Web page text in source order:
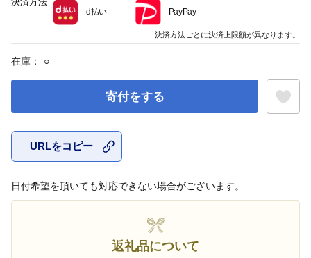
在庫： ○
寄付をする
URLをコピー
日付希望を頂いても対応できない場合がございます。
返礼品について
d払い PayPay
決済方法ごとに決済上限額が異なります。